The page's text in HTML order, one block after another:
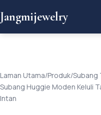
Jangmijewelry
Laman Utama/Produk/Subang
Subang Huggie Moden Keluli
Intan